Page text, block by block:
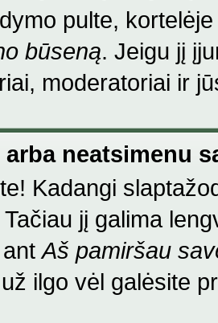
pulte,
būseną. Jeigu jį
moderatoriai ir
arba neatsimenu
Kadangi
jį galima
antAš pamiršau
ilgo vėl galėsite